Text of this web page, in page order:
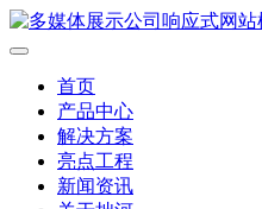
首页
产品中心
解决方案
亮点工程
新闻资讯